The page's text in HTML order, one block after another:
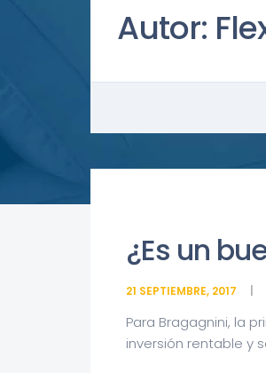
Autor:
¿Es un
21 SEPTIEMBRE, 2017
Para Bragagnini, la
inversión rentable y